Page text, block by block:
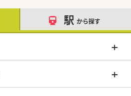
駅 から探す